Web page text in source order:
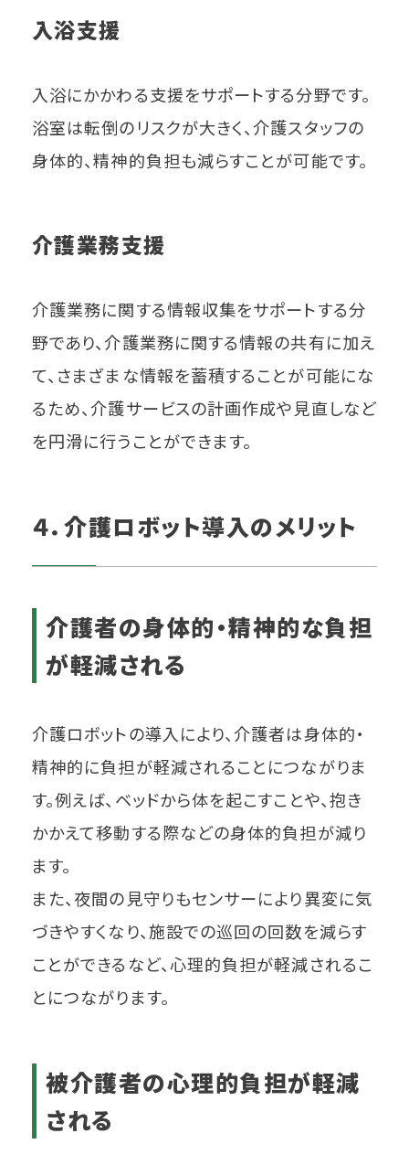
入浴支援
入浴にかかわる支援をサポートする分野です。
浴室は転倒のリスクが大きく、介護スタッフの
身体的、精神的負担も減らすことが可能です。
介護業務支援
介護業務に関する情報収集をサポートする分
野であり、介護業務に関する情報の共有に加え
て、さまざまな情報を蓄積することが可能にな
るため、介護サービスの計画作成や見直しなど
を円滑に行うことができます。
４．介護ロボット導入のメリット
介護者の身体的・精神的な負担
が軽減される
介護ロボットの導入により、介護者は身体的・
精神的に負担が軽減されることにつながりま
す。例えば、ベッドから体を起こすことや、抱き
かかえて移動する際などの身体的負担が減り
ます。
また、夜間の見守りもセンサーにより異変に気
づきやすくなり、施設での巡回の回数を減らす
ことができるなど、心理的負担が軽減されるこ
とにつながります。
被介護者の心理的負担が軽減
される